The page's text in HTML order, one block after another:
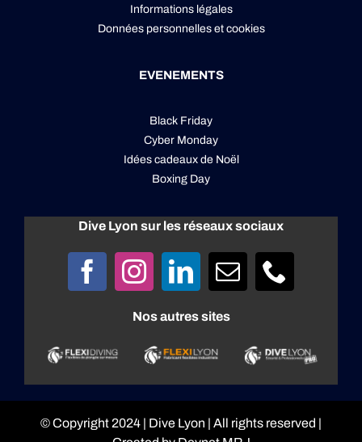
Informations légales
Données personnelleset cookies
EVENEMENTS
Black Friday
Cyber Monday
Idées cadeaux de Noël
Boxing Day
Dive Lyon sur les réseaux sociaux
Nos autres sites
© Copyright 2024 | Dive Lyon | All rights reserved |